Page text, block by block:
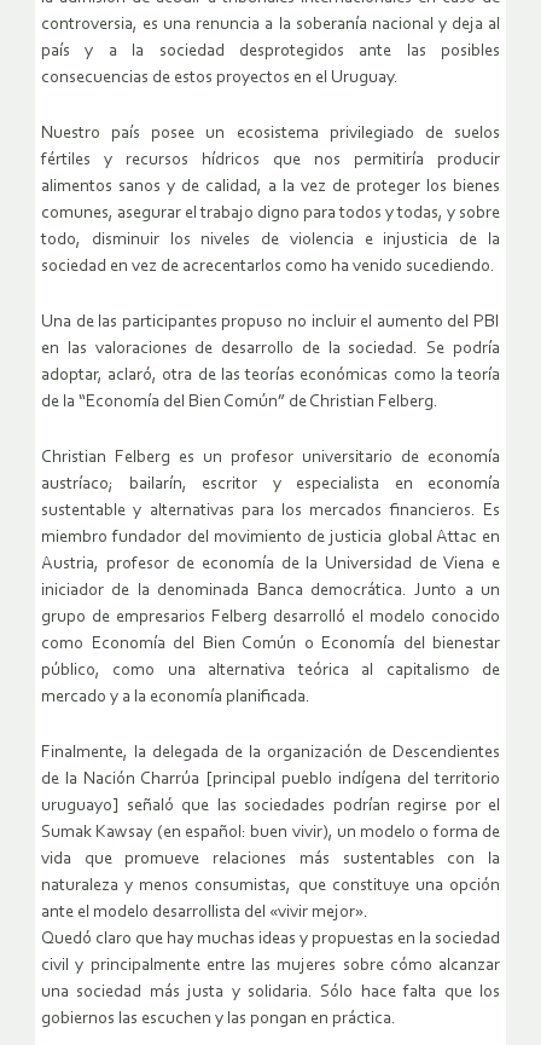
controversia, es una renuncia a la soberanía nacional y deja al
país y a la sociedad desprotegidos ante las posibles
consecuencias de estos proyectos en el Uruguay.
Nuestro país posee un ecosistema privilegiado de suelos
fértiles y recursos hídricos que nos permitiría producir
alimentos sanos y de calidad, a la vez de proteger los bienes
comunes, asegurar el trabajo digno para todos y todas, y sobre
todo, disminuir los niveles de violencia e injusticia de la
sociedad en vez de acrecentarlos como ha venido sucediendo.
Una de las participantes propuso no incluir el aumento del PBI
en las valoraciones de desarrollo de la sociedad. Se podría
adoptar, aclaró, otra de las teorías económicas como la teoría
de la “Economía del Bien Común” de Christian Felberg.
Christian Felberg es un profesor universitario de economía
austríaco; bailarín, escritor y especialista en economía
sustentable y alternativas para los mercados financieros. Es
miembro fundador del movimiento de justicia global Attac en
Austria, profesor de economía de la Universidad de Viena e
iniciador de la denominada Banca democrática. Junto a un
grupo de empresarios Felberg desarrolló el modelo conocido
como Economía del Bien Común o Economía del bienestar
público, como una alternativa teórica al capitalismo de
mercado y a la economía planificada.
Finalmente, la delegada de la organización de Descendientes
de la Nación Charrúa [principal pueblo indígena del territorio
uruguayo] señaló que las sociedades podrían regirse por el
Sumak Kawsay (en español: buen vivir), un modelo o forma de
vida que promueve relaciones más sustentables con la
naturaleza y menos consumistas, que constituye una opción
ante el modelo desarrollista del «vivir mejor».
Quedó claro que hay muchas ideas y propuestas en la sociedad
civil y principalmente entre las mujeres sobre cómo alcanzar
una sociedad más justa y solidaria. Sólo hace falta que los
gobiernos las escuchen y las pongan en práctica.